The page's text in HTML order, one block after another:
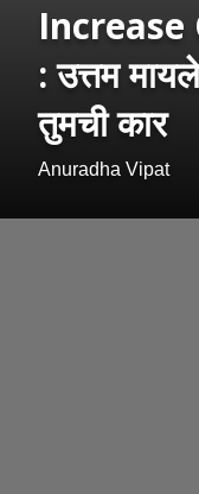
Increase
: उत्तम
तुमची कार
Anuradha Vipat